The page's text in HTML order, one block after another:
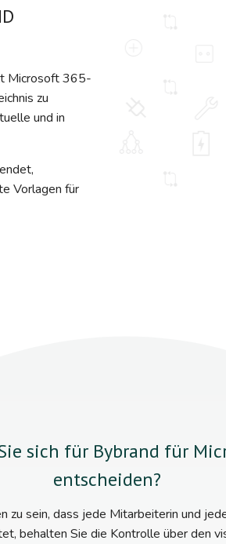
Microsoft 365-
zu
und in
Vorlagen für
sich für Bybrand für
entscheiden?
zu sein, dass jede Mitarbeiterin und
behalten Sie die Kontrolle über den